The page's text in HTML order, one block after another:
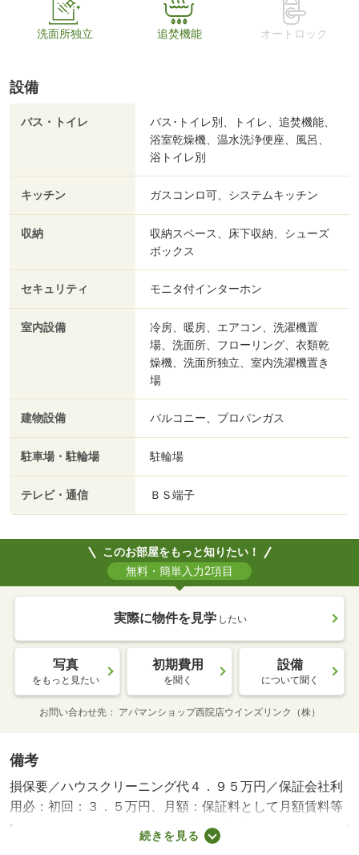
洗面所独立 追焚機能 オートロック
設備
バス・トイレ
バス･トイレ別、トイレ、追焚機能、
浴室乾燥機、温水洗浄便座、風呂、
浴トイレ別
キッチン ガスコンロ可、システムキッチン
収納
収納スペース、床下収納、シューズ
ボックス
セキュリティ モニタ付インターホン
室内設備
冷房、暖房、エアコン、洗濯機置
場、洗面所、フローリング、衣類乾
燥機、洗面所独立、室内洗濯機置き
場
建物設備 バルコニー、プロパンガス
駐車場・駐輪場 駐輪場
テレビ・通信 ＢＳ端子
このお部屋をもっと知りたい！
無料・簡単入力2項目
実際に物件を見学 したい
写真
をもっと見たい
初期費用
を聞く
設備
について聞く
お問い合わせ先 アパマンショップ西院店ウインズリンク（株）
備考
損保要／ハウスクリーニング代４．９５万円／保証会社利
用必：初回：３．５万円、月額：保証料として月額賃料等
の１％＋８００円／平置駐／更新料：新家賃１ヶ月／バス
トイレ別／バルコニー／エアコン／ガスコンロ対応／フロ
続きを見る